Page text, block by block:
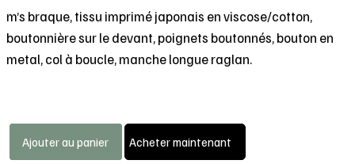
m’s braque, tissu imprimé japonais en viscose/cotton,
boutonnière sur le devant, poignets boutonnés, bouton en
metal, col à boucle, manche longue raglan.
de
Ajouter au panier Acheter maintenant